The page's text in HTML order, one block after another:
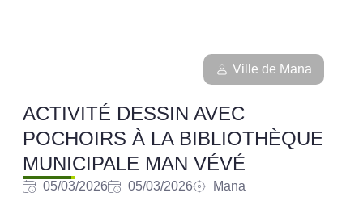
Ville de Mana
ACTIVITÉ DESSIN AVEC
POCHOIRS À LA BIBLIOTHÈQUE
MUNICIPALE MAN VÉVÉ
05/03/2026 05/03/2026 Mana